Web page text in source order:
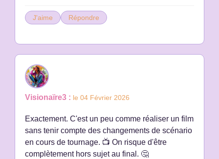
J'aime Répondre
Visionaïre3 : le 04 Février 2026
Exactement. C'est un peu comme réaliser un film
sans tenir compte des changements de scénario
en cours de tournage. 📺 On risque d'être
complètement hors sujet au final. 🤔